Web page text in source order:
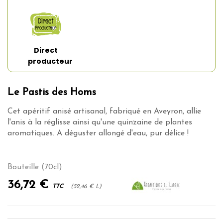
Direct
producteur
Le Pastis des Homs
Cet apéritif anisé artisanal, fabriqué en Aveyron, allie
l'anis à la réglisse ainsi qu'une quinzaine de plantes
aromatiques. A déguster allongé d'eau, pur délice !
Bouteille (70cl)
36,72 € TTC (52,46 € L)